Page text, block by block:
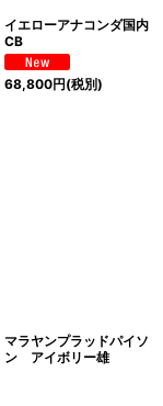
イエローアナコンダ国内
CB
68,800円(税別)
マラヤンプラッドパイソ
ン アイボリー雄